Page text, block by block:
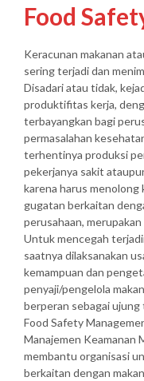
Food
Keracunan makanan
sering terjadi dan
Disadari atau tidak,
produktifitas kerja,
terbayangkan bagi
permasalahan
terhentinya produksi
pekerjanya sakit
karena harus menolong
gugatan berkaitan
perusahaan,
Untuk mencegah
saatnya dilaksanakan
kemampuan dan
penyaji/pengelola
berperan sebagai ujung
Food Safety
Manajemen Keamanan
membantu organisasi
berkaitan dengan